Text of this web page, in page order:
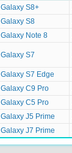
Galaxy S8+
Galaxy S8
Galaxy Note 8
Galaxy S7
Galaxy S7 Edge
Galaxy C9 Pro
Galaxy C5 Pro
Galaxy J5 Prime
Galaxy J7 Prime